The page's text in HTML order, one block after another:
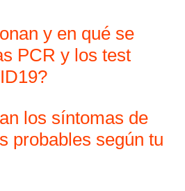
y en qué se
PCR y los test
los síntomas de
probables según tu